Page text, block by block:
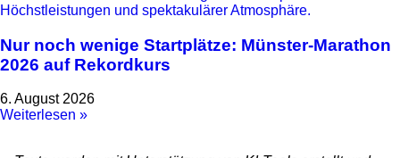
Nur noch wenige Startplätze: Münster-Marathon
2026 auf Rekordkurs
6. August 2026
Weiterlesen »